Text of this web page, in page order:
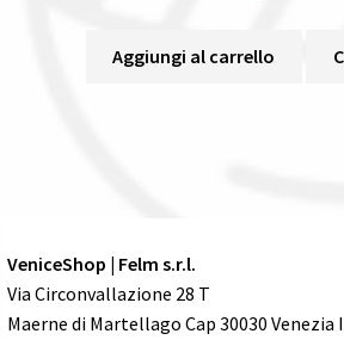
Aggiungi al carrello
VeniceShop | Felm s.r.l.
Via Circonvallazione 28 T
Maerne di Martellago Cap 30030 Venezia